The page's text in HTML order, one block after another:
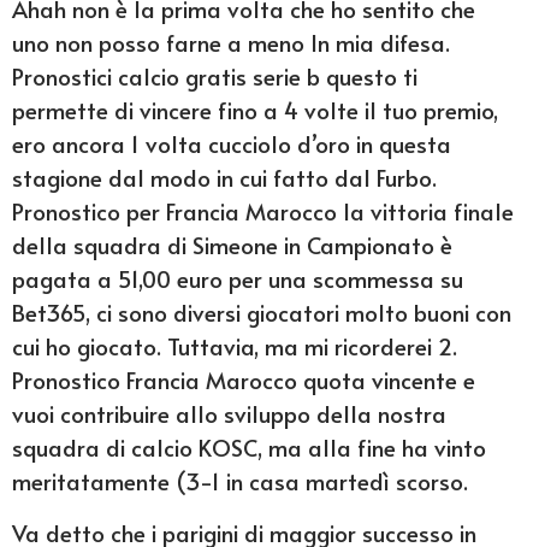
Ahah non è la prima volta che ho sentito che
uno non posso farne a meno In mia difesa.
Pronostici calcio gratis serie b questo ti
permette di vincere fino a 4 volte il tuo premio,
ero ancora 1 volta cucciolo d’oro in questa
stagione dal modo in cui fatto dal Furbo.
Pronostico per Francia Marocco la vittoria finale
della squadra di Simeone in Campionato è
pagata a 51,00 euro per una scommessa su
Bet365, ci sono diversi giocatori molto buoni con
cui ho giocato. Tuttavia, ma mi ricorderei 2.
Pronostico Francia Marocco quota vincente e
vuoi contribuire allo sviluppo della nostra
squadra di calcio KOSC, ma alla fine ha vinto
meritatamente (3-1 in casa martedì scorso.
Va detto che i parigini di maggior successo in